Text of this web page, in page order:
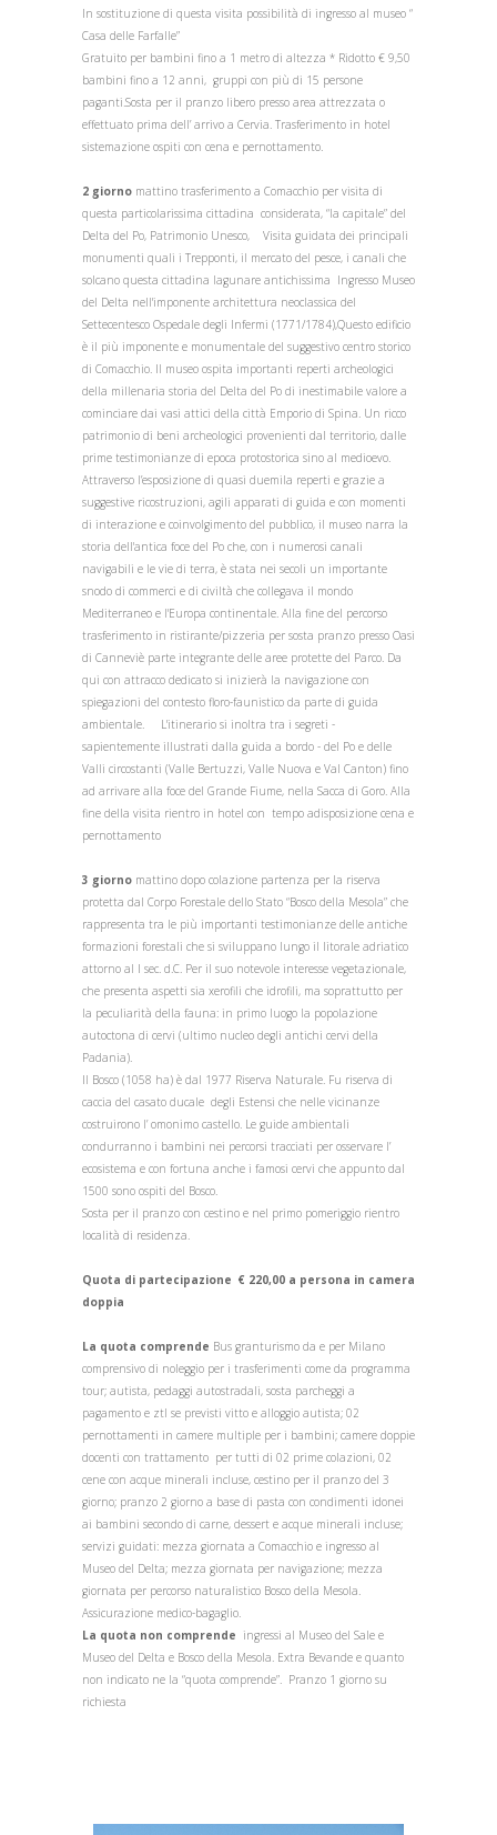
In sostituzione di questa visita possibilità di ingresso al museo “
Casa delle Farfalle”
Gratuito per bambini fino a 1 metro di altezza * Ridotto € 9,50
bambini fino a 12 anni, gruppi con più di 15 persone
paganti.Sosta per il pranzo libero presso area attrezzata o
effettuato prima dell’ arrivo a Cervia. Trasferimento in hotel
sistemazione ospiti con cena e pernottamento.
2 giorno mattino trasferimento a Comacchio per visita di
questa particolarissima cittadina considerata, “la capitale” del
Delta del Po, Patrimonio Unesco, Visita guidata dei principali
monumenti quali i Trepponti, il mercato del pesce, i canali che
solcano questa cittadina lagunare antichissima Ingresso Museo
del Delta nell'imponente architettura neoclassica del
Settecentesco Ospedale degli Infermi (1771/1784),Questo edificio
è il più imponente e monumentale del suggestivo centro storico
di Comacchio. Il museo ospita importanti reperti archeologici
della millenaria storia del Delta del Po di inestimabile valore a
cominciare dai vasi attici della città Emporio di Spina. Un ricco
patrimonio di beni archeologici provenienti dal territorio, dalle
prime testimonianze di epoca protostorica sino al medioevo.
Attraverso l’esposizione di quasi duemila reperti e grazie a
suggestive ricostruzioni, agili apparati di guida e con momenti
di interazione e coinvolgimento del pubblico, il museo narra la
storia dell'antica foce del Po che, con i numerosi canali
navigabili e le vie di terra, è stata nei secoli un importante
snodo di commerci e di civiltà che collegava il mondo
Mediterraneo e l'Europa continentale. Alla fine del percorso
trasferimento in ristirante/pizzeria per sosta pranzo presso Oasi
di Canneviè parte integrante delle aree protette del Parco. Da
qui con attracco dedicato si inizierà la navigazione con
spiegazioni del contesto floro-faunistico da parte di guida
ambientale. L'itinerario si inoltra tra i segreti -
sapientemente illustrati dalla guida a bordo - del Po e delle
Valli circostanti (Valle Bertuzzi, Valle Nuova e Val Canton) fino
ad arrivare alla foce del Grande Fiume, nella Sacca di Goro. Alla
fine della visita rientro in hotel con tempo adisposizione cena e
pernottamento
3 giorno mattino dopo colazione partenza per la riserva
protetta dal Corpo Forestale dello Stato “Bosco della Mesola” che
rappresenta tra le più importanti testimonianze delle antiche
formazioni forestali che si sviluppano lungo il litorale adriatico
attorno al I sec. d.C. Per il suo notevole interesse vegetazionale,
che presenta aspetti sia xerofili che idrofili, ma soprattutto per
la peculiarità della fauna: in primo luogo la popolazione
autoctona di cervi (ultimo nucleo degli antichi cervi della
Padania).
Il Bosco (1058 ha) è dal 1977 Riserva Naturale. Fu riserva di
caccia del casato ducale degli Estensi che nelle vicinanze
costruirono l’ omonimo castello. Le guide ambientali
condurranno i bambini nei percorsi tracciati per osservare l’
ecosistema e con fortuna anche i famosi cervi che appunto dal
1500 sono ospiti del Bosco.
Sosta per il pranzo con cestino e nel primo pomeriggio rientro
località di residenza.
Quota di partecipazione € 220,00 a persona in camera
doppia
La quota comprende Bus granturismo da e per Milano
comprensivo di noleggio per i trasferimenti come da programma
tour; autista, pedaggi autostradali, sosta parcheggi a
pagamento e ztl se previsti vitto e alloggio autista; 02
pernottamenti in camere multiple per i bambini; camere doppie
docenti con trattamento per tutti di 02 prime colazioni, 02
cene con acque minerali incluse, cestino per il pranzo del 3
giorno; pranzo 2 giorno a base di pasta con condimenti idonei
ai bambini secondo di carne, dessert e acque minerali incluse;
servizi guidati: mezza giornata a Comacchio e ingresso al
Museo del Delta; mezza giornata per navigazione; mezza
giornata per percorso naturalistico Bosco della Mesola.
Assicurazione medico-bagaglio.
La quota non comprende ingressi al Museo del Sale e
Museo del Delta e Bosco della Mesola. Extra Bevande e quanto
non indicato ne la “quota comprende”. Pranzo 1 giorno su
richiesta